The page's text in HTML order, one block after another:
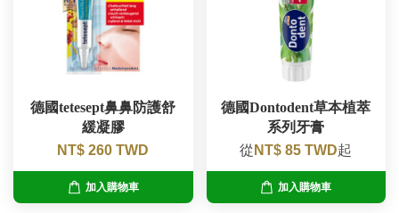
德國tetesept鼻鼻防護舒
緩凝膠
NT$ 260 TWD
加入購物車
德國Dontodent草本植萃
系列牙膏
從 NT$ 85 TWD起
加入購物車